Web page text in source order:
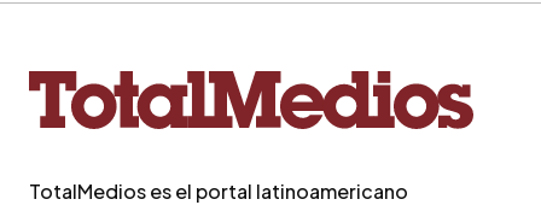
TotalMedios es el portal latinoamericano